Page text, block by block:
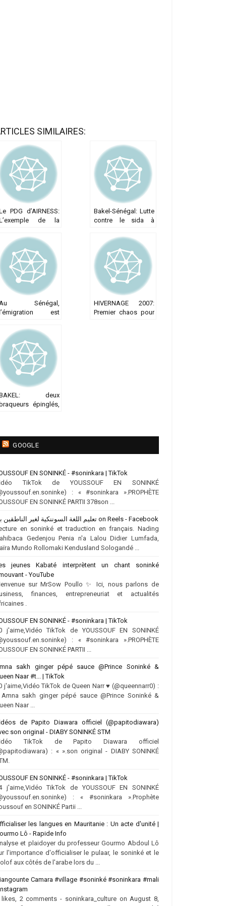
SIMILAIRES:
PDG d’AIRNESS:
de la
Bakel-Sénégal: Lutte
contre le sida à
appelés à utiliser le
préservatif
Au Sénégal,
l’émigration est
réussite sociale
HIVERNAGE 2007:
Premier chaos pour
deux
braqueurs épinglés,
GOOGLE
EN SONINKÉ - #soninkara | TikTok
TikTok de YOUSSOUF EN SONINKÉ
: « #soninkara ».PROPHÈTE
EN SONINKÉ PARTII 378son ...
تعليم اللغة السوننكية لغير الناطقين بها on Reels - Facebook
en soninké et traduction en français. Nading
Gedenjou Penia n'a Lalou Didier Lumfada,
Mundo Rollomaki Kendusland Sologandé ...
jeunes Kabaté interprètent un chant soninké
- YouTube
sur MrSow Poullo ✨ Ici, nous parlons de
finances, entrepreneuriat et actualités
.
EN SONINKÉ - #soninkara | TikTok
j'aime,Vidéo TikTok de YOUSSOUF EN SONINKÉ
: « #soninkara ».PROPHÈTE
EN SONINKÉ PARTII ...
sakh ginger pépé sauce @Prince Soninké &
Naar #t... | TikTok
j'aime,Vidéo TikTok de Queen Narr ♥️ (@queennarr0) :
sakh ginger pépé sauce @Prince Soninké &
Naar ...
de Papito Diawara officiel (@papitodiawara)
son original - DIABY SONINKÉ STM
TikTok de Papito Diawara officiel
: « ».son original - DIABY SONINKÉ
EN SONINKÉ - #soninkara | TikTok
j'aime,Vidéo TikTok de YOUSSOUF EN SONINKÉ
: « #soninkara ».Prophète
en SONINKÉ Partii ...
les langues en Mauritanie : Un acte d'unité |
Lô - Rapide Info
et plaidoyer du professeur Gourmo Abdoul Lô
l'importance d'officialiser le pulaar, le soninké et le
aux côtés de l'arabe lors du ...
Camara #village #soninké #soninkara #mali
likes, 2 comments - soninkara_culture on August 8,